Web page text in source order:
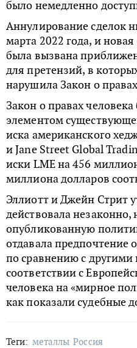
было немедленно
Аннулирование сделок
марта 2022 года, и
была вызвана
для претензий, в
нарушила Закон о
Закон о правах
элементом
иска американского
и Jane Street Global
иски LME на 456
миллиона долларов
Эллиотт и Джейн Стрит
действовала
опубликованную
отдавала предпочтение
по сравнению с другими
соответствии с
человека на «мирное
как показали судебные
Теги: металлы Россия